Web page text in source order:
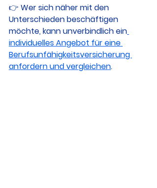
👉 Wer sich näher mit den
Unterschieden beschäftigen
möchte, kann unverbindlich ein
individuelles Angebot für eine
Berufsunfähigkeitsversicherung
anfordern und vergleichen.